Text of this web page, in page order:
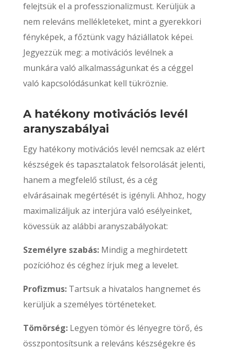
felejtsük el a professzionalizmust. Kerüljük a
nem releváns mellékleteket, mint a gyerekkori
fényképek, a főztünk vagy háziállatok képei.
Jegyezzük meg: a motivációs levélnek a
munkára való alkalmasságunkat és a céggel
való kapcsolódásunkat kell tükröznie.
A hatékony motivációs levél
aranyszabályai
Egy hatékony motivációs levél nemcsak az elért
készségek és tapasztalatok felsorolását jelenti,
hanem a megfelelő stílust, és a cég
elvárásainak megértését is igényli. Ahhoz, hogy
maximalizáljuk az interjúra való esélyeinket,
kövessük az alábbi aranyszabályokat:
Személyre szabás:Mindig a meghirdetett
pozícióhoz és céghez írjuk meg a levelet.
Profizmus:Tartsuk a hivatalos hangnemet és
kerüljük a személyes történeteket.
Tömörség:Legyen tömör és lényegre törő, és
összpontosítsunk a releváns készségekre és